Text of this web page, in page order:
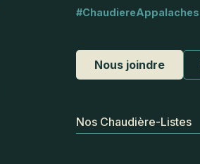
#ChaudiereAppalaches
Nous joindre
Nos Chaudière-Listes